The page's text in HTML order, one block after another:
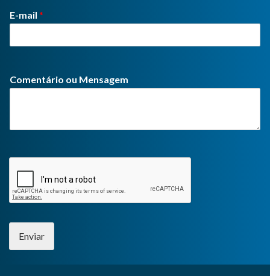
E-mail *
Comentário ou Mensagem
Enviar